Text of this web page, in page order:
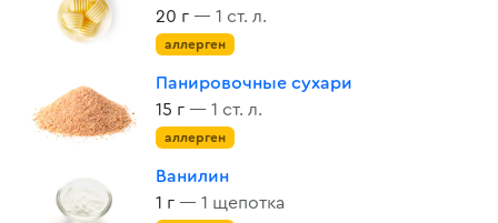
20 г — 1 ст. л.
аллерген
Панировочные сухари
15 г — 1 ст. л.
аллерген
Ванилин
1 г — 1 щепотка